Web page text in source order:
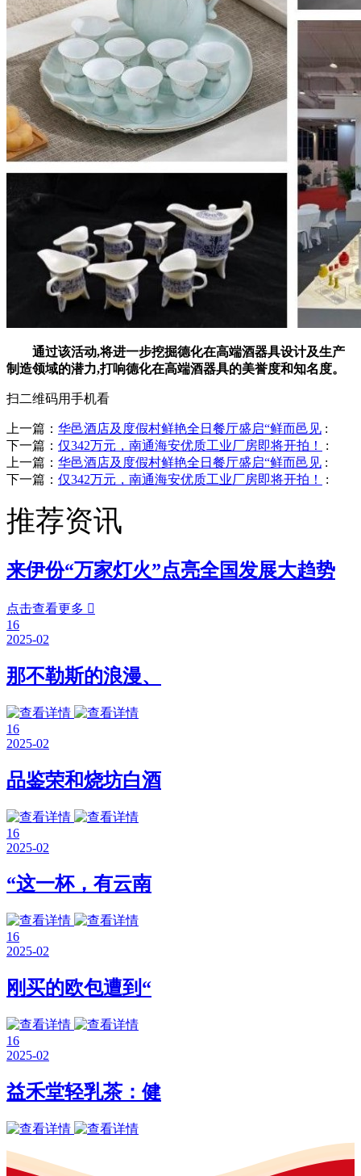
通过该活动,将进一步挖掘德化在高端酒器具设计及生产
制造领域的潜力,打响德化在高端酒器具的美誉度和知名度。
扫二维码用手机看
上一篇： 华邑酒店及度假村鲜艳全日餐厅盛启“鲜而邑见 :
下一篇： 仅342万元，南通海安优质工业厂房即将开拍！
:
上一篇： 华邑酒店及度假村鲜艳全日餐厅盛启“鲜而邑见 :
下一篇： 仅342万元，南通海安优质工业厂房即将开拍！ :
推荐资讯
来伊份“万家灯火”点亮全国发展大趋势
点击查看更多 
16
2025-02
那不勒斯的浪漫、
16
2025-02
品鉴荣和烧坊白酒
16
2025-02
“这一杯，有云南
16
2025-02
刚买的欧包遭到“
16
2025-02
益禾堂轻乳茶：健